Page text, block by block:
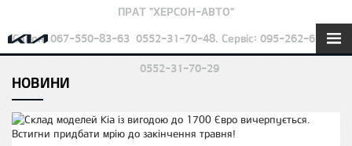
ПРАТ "ХЕРСОН-АВТО"
Салон: 067-550-83-63 0552-31-70-48. Сервіс: 095-262-63-24
0552-31-70-29
НОВИНИ